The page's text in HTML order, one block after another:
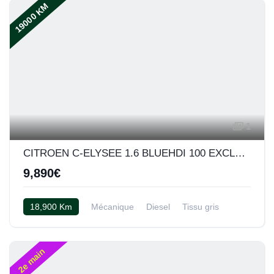
19000 KM
1
CITROEN C-ELYSEE 1.6 BLUEHDI 100 EXCLUSIVE
9,890€
18,900 Km Mécanique Diesel Tissu gris
2e main